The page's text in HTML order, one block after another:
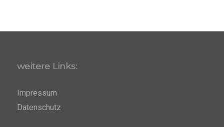
weitere Links:
Impressum
Datenschutz